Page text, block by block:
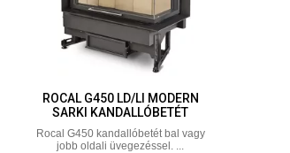
ROCAL G450 LD/LI MODERN
SARKI KANDALLÓBETÉT
Rocal G450 kandallóbetét bal vagy
jobb oldali üvegezéssel. ...